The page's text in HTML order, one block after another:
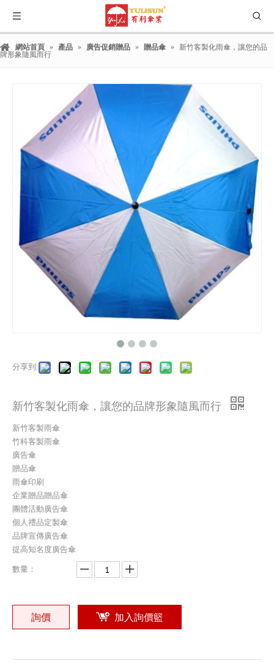
網站首頁 » 產品 » 廣告促銷贈品 » 贈品傘 »
新竹客製化雨傘，讓您的品
牌形象隨風而行
分享到:
新竹客製化雨傘，讓您的品牌形象隨風而行
新竹客製雨傘
竹科客製雨傘
廣告傘
贈品傘
雨傘印刷
企業贈品贈品傘
團體活動廣告傘
個人禮品定製傘
品牌宣傳廣告傘
提高知名度廣告傘
數量：
詢價 加入詢價籃